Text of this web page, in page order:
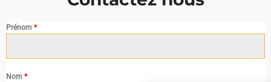
Prénom *
Nom *